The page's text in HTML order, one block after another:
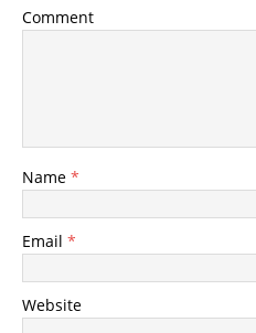
Comment
Name *
Email *
Website